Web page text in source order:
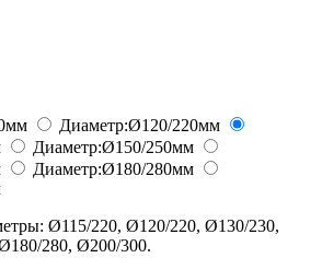
мм Диаметр:Ø120/220мм
Диаметр:Ø150/250мм
Диаметр:Ø180/280мм
Ø115/220, Ø120/220, Ø130/230,
280, Ø200/300.